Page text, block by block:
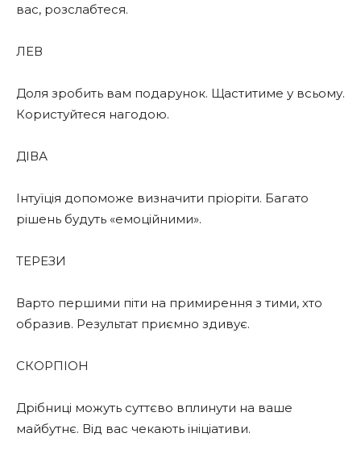
вас, розслабтеся.
ЛЕВ
Доля зробить вам подарунок. Щаститиме у всьому.
Користуйтеся нагодою.
ДІВА
Інтуїція допоможе визначити пріоріти. Багато
рішень будуть «емоційними».
ТЕРЕЗИ
Варто першими піти на примирення з тими, хто
образив. Результат приємно здивує.
СКОРПІОН
Дрібниці можуть суттєво вплинути на ваше
майбутнє. Від вас чекають ініціативи.